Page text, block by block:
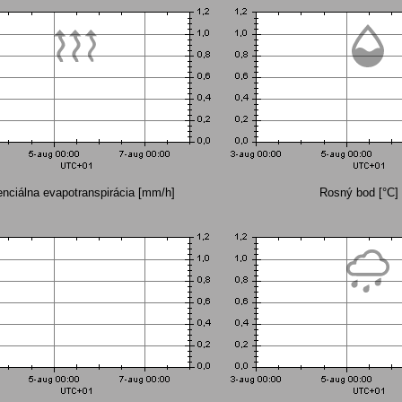
evapotranspirácia [mm/h] Rosný bod [°C]